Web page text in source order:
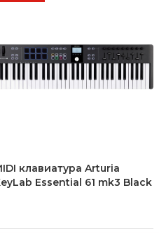
клавиатура Arturia
Essential 61 mk3 Black